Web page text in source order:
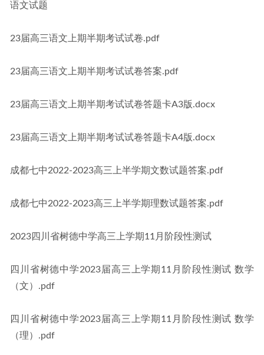
语文试题
23届高三语文上期半期考试试卷.pdf
23届高三语文上期半期考试试卷答案.pdf
23届高三语文上期半期考试试卷答题卡A3版.docx
23届高三语文上期半期考试试卷答题卡A4版.docx
成都七中2022-2023高三上半学期文数试题答案.pdf
成都七中2022-2023高三上半学期理数试题答案.pdf
2023四川省树德中学高三上学期11月阶段性测试
四川省树德中学2023届高三上学期11月阶段性测试 数学
（文）.pdf
四川省树德中学2023届高三上学期11月阶段性测试 数学
（理）.pdf